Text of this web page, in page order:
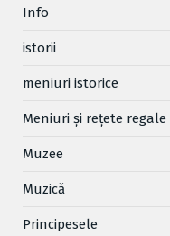
Info
istorii
meniuri istorice
Meniuri și rețete regale
Muzee
Muzică
Principesele